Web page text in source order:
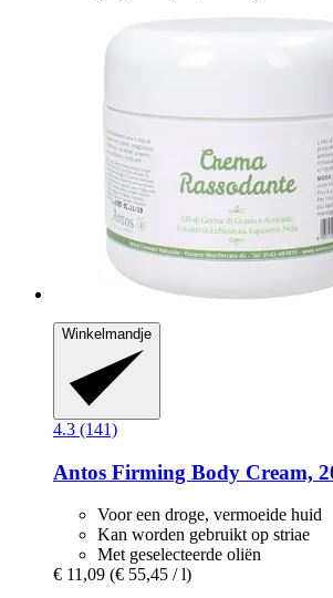
Winkelmandje
4.3 (141)
Antos Firming Body Cream,
Voor een droge, vermoeide huid
Kan worden gebruikt op striae
Met geselecteerde oliën
€ 11,09 (€ 55,45 / l)